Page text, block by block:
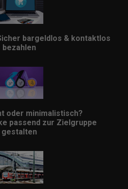
bargeldlos & kontaktlos
bezahlen
oder minimalistisch?
passend zur Zielgruppe
gestalten